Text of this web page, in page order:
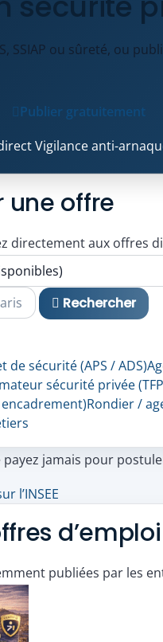
SSIAP ou sûreté, ou
Publier gratuitement
Vigilance anti-
une offre
directement aux offres
Rechercher
sécurité (APS / ADS)
sécurité privée (TFP
encadrement)Rondier /
payez jamais pour
l’INSEE
d’emploi
publiées par les